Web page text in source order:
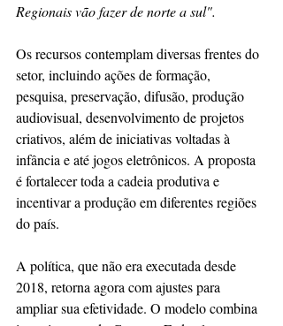
Regionais vão fazer de norte a sul".
Os recursos contemplam diversas frentes do
setor, incluindo ações de formação,
pesquisa, preservação, difusão, produção
audiovisual, desenvolvimento de projetos
criativos, além de iniciativas voltadas à
infância e até jogos eletrônicos. A proposta
é fortalecer toda a cadeia produtiva e
incentivar a produção em diferentes regiões
do país.
A política, que não era executada desde
2018, retorna agora com ajustes para
ampliar sua efetividade. O modelo combina